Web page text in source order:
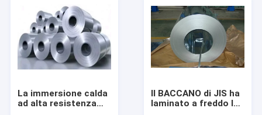
La immersione calda
ad alta resistenza
Il BACCANO di JIS ha
laminato a freddo la